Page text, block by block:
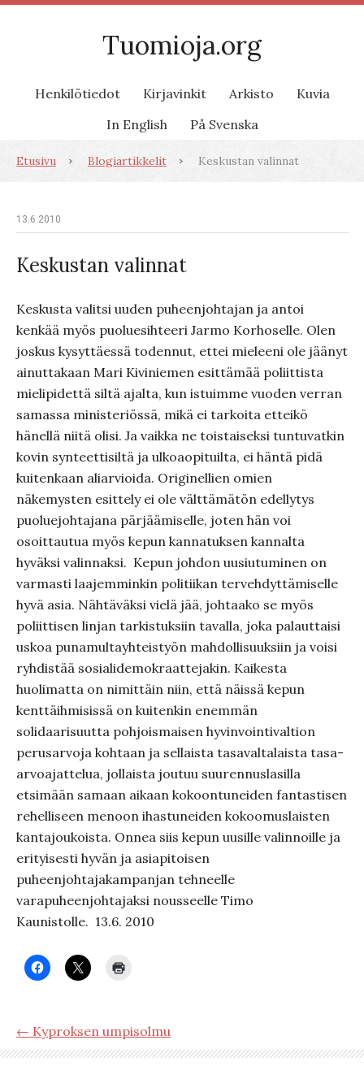
Tuomioja.org
Henkilötiedot Kirjavinkit Arkisto
Kuvia
In English
På Svenska
Etusivu Blogiartikkelit Keskustan valinnat
13.6.2010
Keskustan valinnat
Keskusta valitsi uuden puheenjohtajan ja antoi
kenkää myös puoluesihteeri Jarmo Korhoselle. Olen
joskus kysyttäessä todennut, ettei mieleeni ole jäänyt
ainuttakaan Mari Kiviniemen esittämää poliittista
mielipidettä siltä ajalta, kun istuimme vuoden verran
samassa ministeriössä, mikä ei tarkoita etteikö
hänellä niitä olisi. Ja vaikka ne toistaiseksi tuntuvatkin
kovin synteettisiltä ja ulkoaopituilta, ei häntä pidä
kuitenkaan aliarvioida. Originellien omien
näkemysten esittely ei ole välttämätön edellytys
puoluejohtajana pärjäämiselle, joten hän voi
osoittautua myös kepun kannatuksen kannalta
hyväksi valinnaksi. Kepun johdon uusiutuminen on
varmasti laajemminkin politiikan tervehdyttämiselle
hyvä asia. Nähtäväksi vielä jää, johtaako se myös
poliittisen linjan tarkistuksiin tavalla, joka palauttaisi
uskoa punamultayhteistyön mahdollisuuksiin ja voisi
ryhdistää sosialidemokraattejakin. Kaikesta
huolimatta on nimittäin niin, että näissä kepun
kenttäihmisissä on kuitenkin enemmän
solidaarisuutta pohjoismaisen hyvinvointivaltion
perusarvoja kohtaan ja sellaista tasavaltalaista tasa-
arvoajattelua, jollaista joutuu suurennuslasilla
etsimään samaan aikaan kokoontuneiden fantastisen
rehelliseen menoon ihastuneiden kokoomuslaisten
kantajoukoista. Onnea siis kepun uusille valinnoille ja
erityisesti hyvän ja asiapitoisen
puheenjohtajakampanjan tehneelle
varapuheenjohtajaksi nousseelle Timo
Kaunistolle. 13.6. 2010
← Kyproksen umpisolmu